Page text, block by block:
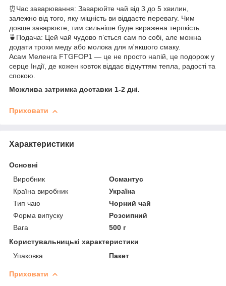
⏰Час заварювання: Заварюйте чай від 3 до 5 хвилин,
залежно від того, яку міцність ви віддаєте перевагу. Чим
довше заварюєте, тим сильніше буде виражена терпкість.
🍵Подача: Цей чай чудово п’ється сам по собі, але можна
додати трохи меду або молока для м'якшого смаку.
Асам Меленга FTGFOP1 — це не просто напій, це подорож у
серце Індії, де кожен ковток віддає відчуттям тепла, радості та
спокою.
Можлива затримка доставки 1-2 дні.
Приховати
Характеристики
Основні
Виробник
Османтус
Країна виробник
Україна
Тип чаю
Чорний чай
Форма випуску
Розсипний
Вага
500 г
Користувальницькі характеристики
Упаковка
Пакет
Приховати